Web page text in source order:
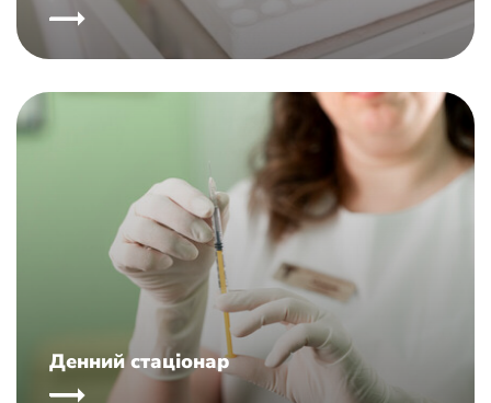
Денний стаціонар